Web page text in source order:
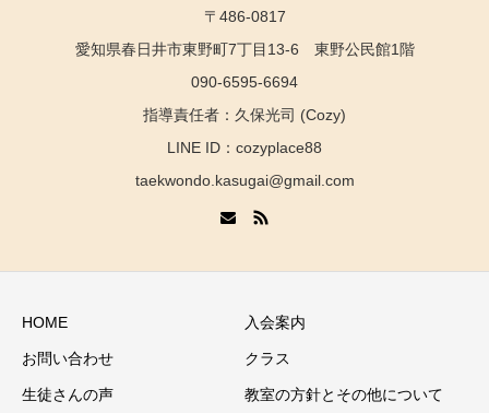
〒486-0817
愛知県春日井市東野町7丁目13-6 東野公民館1階
090-6595-6694
指導責任者：久保光司 (Cozy)
LINE ID：cozyplace88
taekwondo.kasugai@gmail.com
HOME 入会案内
お問い合わせ クラス
生徒さんの声 教室の方針とその他について